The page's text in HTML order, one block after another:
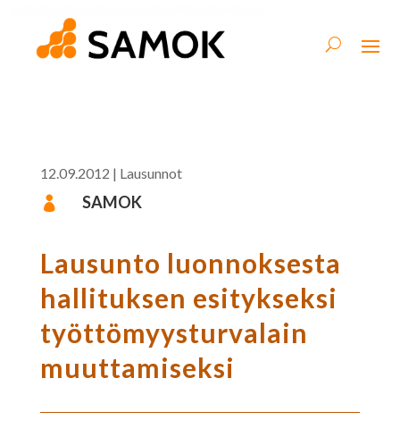
12.09.2012 | Lausunnot
 SAMOK
Lausunto luonnoksesta
hallituksen esitykseksi
työttömyysturvalain
muuttamiseksi